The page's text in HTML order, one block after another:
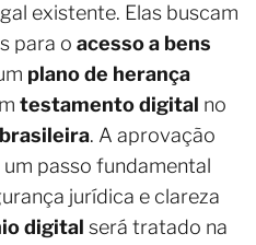
existente. Elas buscam
para o acesso a bens
plano de herança
testamento digital no
. A aprovação
um passo fundamental
jurídica e clareza
digital será tratado na